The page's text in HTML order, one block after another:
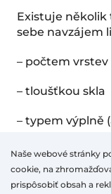
Existuje několik
sebe navzájem
– počtem vrstev
– tloušťkou skla
– typem výplně
Základním
dvou skel a
spojuje.
Naše webové stránky
cookie, na
prispôsobiť obsah a